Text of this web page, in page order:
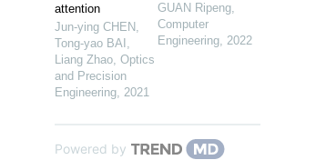
attention
Jun-ying CHEN,
Tong-yao BAI,
Liang Zhao, Optics
and Precision
Engineering, 2021
GUAN Ripeng,
Computer
Engineering, 2022
Powered by